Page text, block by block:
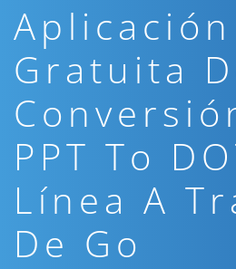
Aplicación
Gratuita
PPT To
Línea A
De Go